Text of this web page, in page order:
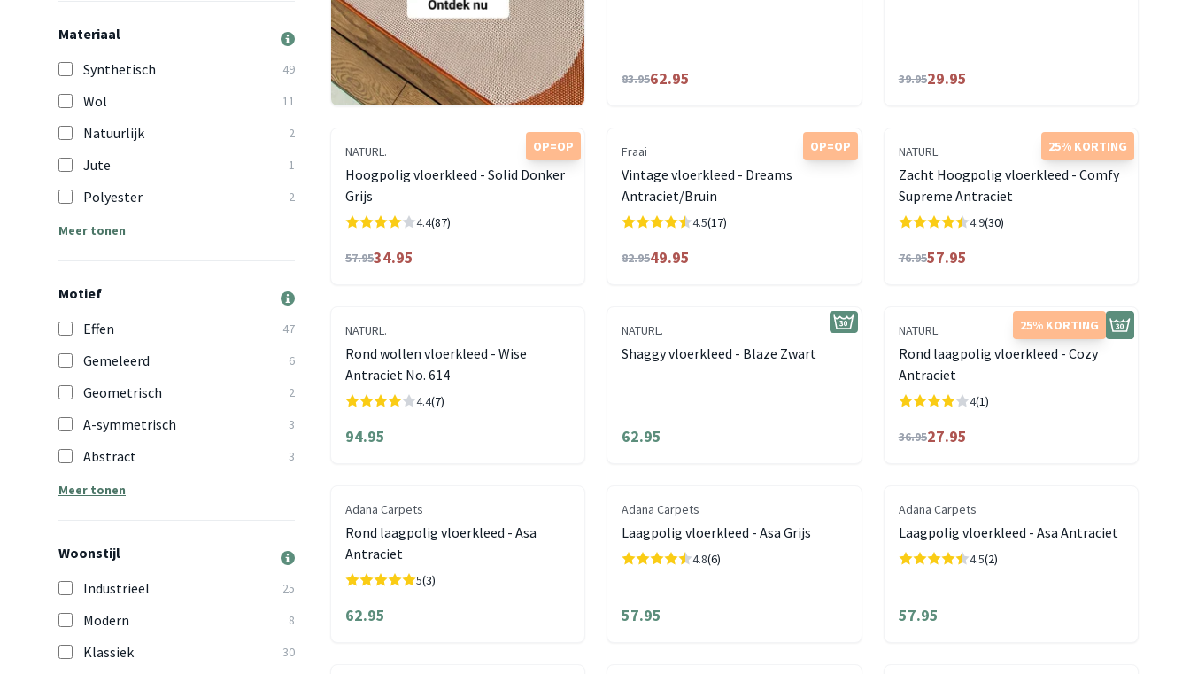
Materiaal
Synthetisch
49
Wol 11
Natuurlijk 2
Jute 1
Polyester 2
Meer tonen
Motief
Effen
47
Gemeleerd 6
Geometrisch 2
A-symmetrisch 3
Abstract 3
Meer tonen
Woonstijl
Industrieel
25
Modern 8
Klassiek 30
83.9562.95 39.9529.95
OP=OP
NATURL.
Hoogpolig vloerkleed - Solid Donker
Grijs
4.4(87)
57.9534.95
OP=OP
Fraai
Vintage vloerkleed - Dreams
Antraciet/Bruin
4.5(17)
82.9549.95
25% KORTING
NATURL.
Zacht Hoogpolig vloerkleed - Comfy
Supreme Antraciet
4.9(30)
76.9557.95
NATURL.
Rond wollen vloerkleed - Wise
Antraciet No. 614
4.4(7)
94.95
NATURL.
Shaggy vloerkleed - Blaze Zwart
62.95
25% KORTING
NATURL.
Rond laagpolig vloerkleed - Cozy
Antraciet
4(1)
36.9527.95
Adana Carpets
Rond laagpolig vloerkleed - Asa
Antraciet
5(3)
62.95
Adana Carpets
Laagpolig vloerkleed - Asa Grijs
4.8(6)
57.95
Adana Carpets
Laagpolig vloerkleed - Asa Antraciet
4.5(2)
57.95